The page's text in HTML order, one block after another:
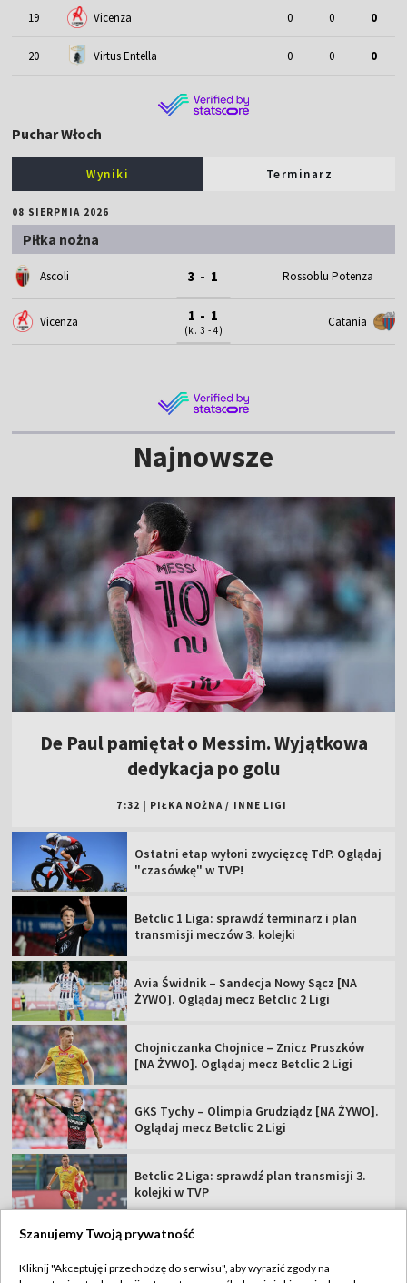
19 Vicenza 0 0 0
20 Virtus Entella 0 0 0
Puchar Włoch
Wyniki Terminarz
08 SIERPNIA 2026
Piłka nożna
Ascoli 3 - 1 Rossoblu Potenza
Vicenza 1 - 1
(k. 3 - 4)
Catania
Najnowsze
De Paul pamiętał o Messim. Wyjątkowa
dedykacja po golu
7:32 PIŁKA NOŻNA / INNE LIGI
Ostatni etap wyłoni zwycięzcę TdP. Oglądaj
"czasówkę" w TVP!
Betclic 1 Liga: sprawdź terminarz i plan
transmisji meczów 3. kolejki
Avia Świdnik – Sandecja Nowy Sącz [NA
ŻYWO]. Oglądaj mecz Betclic 2 Ligi
Chojniczanka Chojnice – Znicz Pruszków
[NA ŻYWO]. Oglądaj mecz Betclic 2 Ligi
GKS Tychy – Olimpia Grudziądz [NA ŻYWO].
Oglądaj mecz Betclic 2 Ligi
Betclic 2 Liga: sprawdź plan transmisji 3.
kolejki w TVP
Szanujemy Twoją prywatność
Kliknij "Akceptuję i przechodzę do serwisu", aby wyrazić zgody na